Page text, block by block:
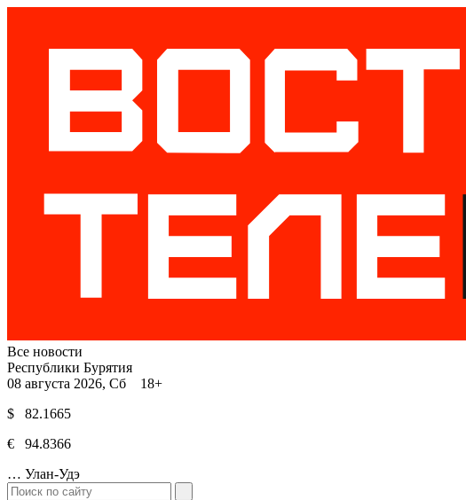
Все новости
Республики Бурятия
08 августа 2026, Сб 18+
$ 82.1665
€ 94.8366
… Улан-Удэ